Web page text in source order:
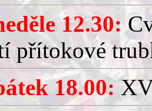
12.30:
přítokové
18.00: